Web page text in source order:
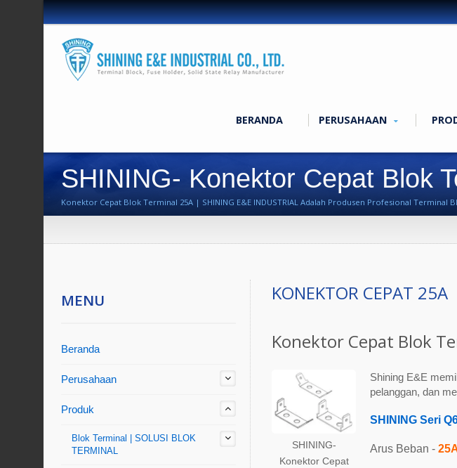
BERANDA PERUSAHAAN
SHINING- Konektor Cepat Blok
Konektor Cepat Blok Terminal 25A | SHINING E&E INDUSTRIAL Adalah Produsen Profesional Terminal
MENU
Beranda
Perusahaan
Produk
Blok Terminal | SOLUSI BLOK
TERMINAL
KONEKTOR CEPAT 25A
Konektor Cepat Blok
SHINING-
Konektor Cepat
Shining E&E
pelanggan, dan
SHINING Seri
Arus Beban -